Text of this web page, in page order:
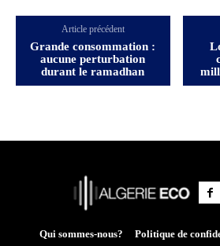
Article précédent
Grande consommation :
aucune perturbation
durant le ramadhan
Qui sommes-nous? Politique de